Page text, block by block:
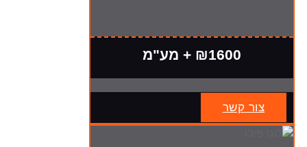
₪1600 + מע"מ
צור קשר